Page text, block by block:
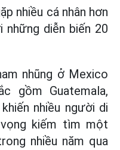
nhiều cá nhân hơn
diễn biến 20
nhũng ở Mexico
gồm Guatemala,
nhiều người di
kiếm tìm một
nhiều năm qua